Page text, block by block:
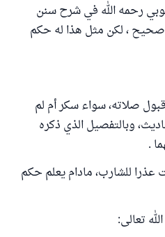
رحمه الله في شرح سنن
، لكن مثل هذا له حكم
صلاته، سواء سكر أم لم
وبالتفصيل الذي ذكره
.
عذرا للشارب، مادام يعلم حكم
تعالى: